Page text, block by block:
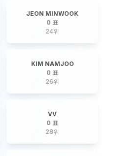
JEON MINWOOK
0 표
24위
KIM NAMJOO
0 표
26위
VV
0 표
28위